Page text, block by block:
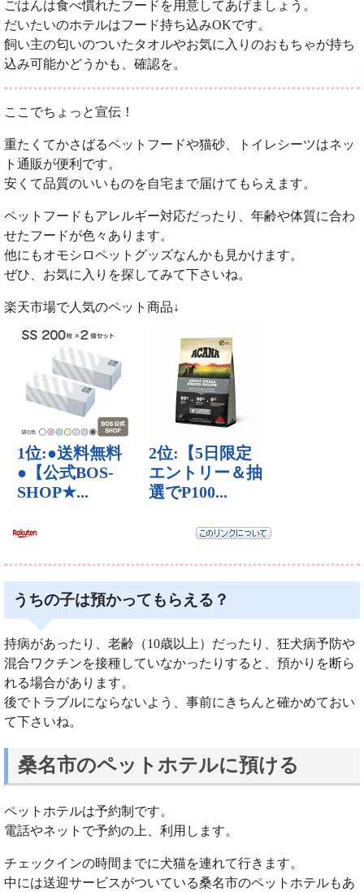
ごはんは食べ慣れたフードを用意してあげましょう。
だいたいのホテルはフード持ち込みOKです。
飼い主の匂いのついたタオルやお気に入りのおもちゃが持ち
込み可能かどうかも、確認を。
ここでちょっと宣伝！
重たくてかさばるペットフードや猫砂、トイレシーツはネッ
ト通販が便利です。
安くて品質のいいものを自宅まで届けてもらえます。
ペットフードもアレルギー対応だったり、年齢や体質に合わ
せたフードが色々あります。
他にもオモシロペットグッズなんかも見かけます。
ぜひ、お気に入りを探してみて下さいね。
楽天市場で人気のペット商品↓
うちの子は預かってもらえる？
持病があったり、老齢（10歳以上）だったり、狂犬病予防や
混合ワクチンを接種していなかったりすると、預かりを断ら
れる場合があります。
後でトラブルにならないよう、事前にきちんと確かめておい
て下さいね。
桑名市のペットホテルに預ける
ペットホテルは予約制です。
電話やネットで予約の上、利用します。
チェックインの時間までに犬猫を連れて行きます。
中には送迎サービスがついている桑名市のペットホテルもあ